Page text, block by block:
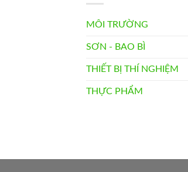
MÔI TRƯỜNG
SƠN - BAO BÌ
THIẾT BỊ THÍ NGHIỆM
THỰC PHẨM